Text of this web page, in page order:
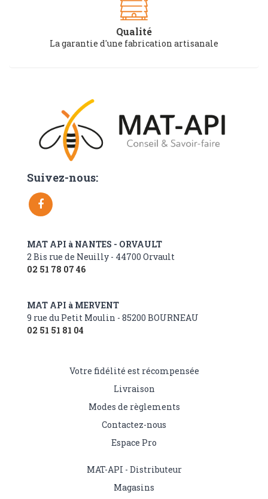
Qualité
La garantie d'une fabrication artisanale
Suivez-nous:
MAT API à NANTES - ORVAULT
2 Bis rue de Neuilly - 44700 Orvault
02 51 78 07 46
MAT API à MERVENT
9 rue du Petit Moulin - 85200 BOURNEAU
02 51 51 81 04
Votre fidélité est récompensée
Livraison
Modes de règlements
Contactez-nous
Espace Pro
MAT-API - Distributeur
Magasins